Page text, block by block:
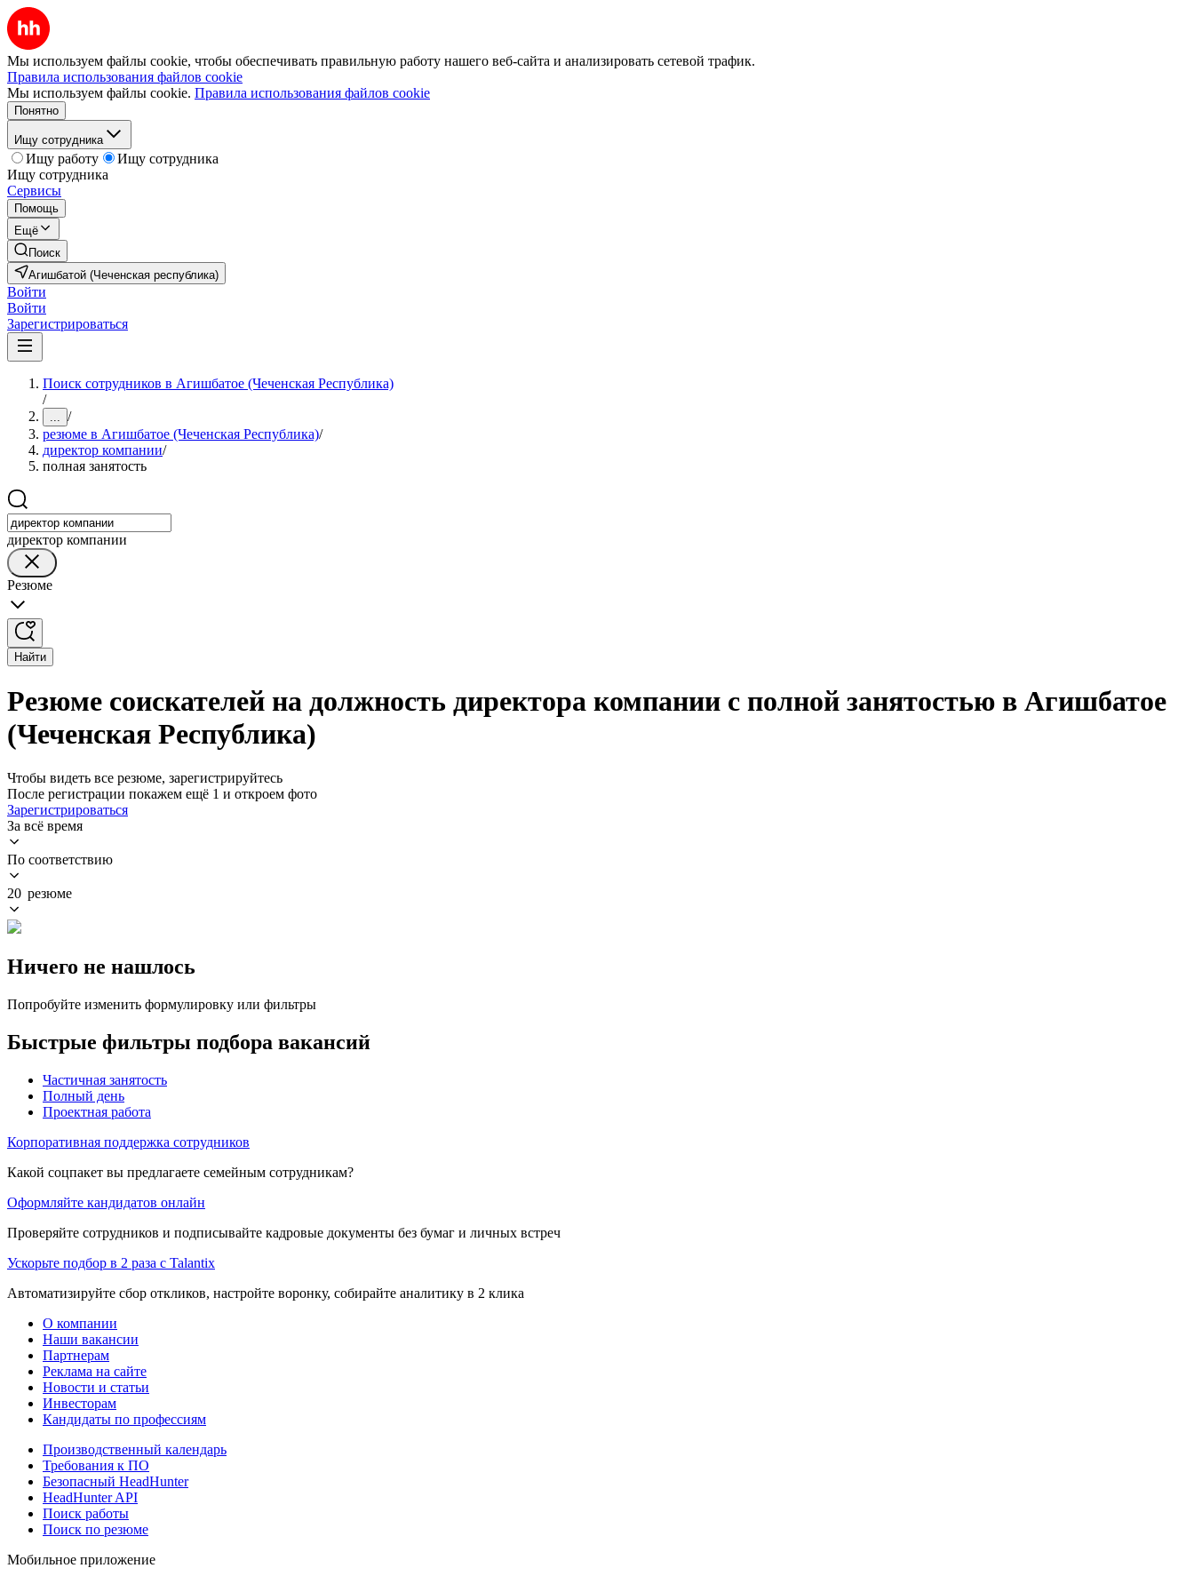
Мы используем файлы cookie, чтобы обеспечивать правильную работу нашего веб-сайта и анализировать сетевой трафик.
Правила использования файлов cookie
Мы используем файлы cookie. Правила использования файлов cookie
Понятно
Ищу сотрудника
Ищу работу
Ищу сотрудника
Ищу сотрудника
Сервисы
Помощь
Ещё
Поиск
Агишбатой (Чеченская республика)
Войти
Войти
Зарегистрироваться
Поиск сотрудников в Агишбатое (Чеченская Республика)
/
... /
резюме в Агишбатое (Чеченская Республика)/
директор компании/
полная занятость
директор компании
Резюме
Найти
Резюме соискателей на должность директора компании с полной занятостью в Агишбатое
(Чеченская Республика)
Чтобы видеть все резюме, зарегистрируйтесь
После регистрации покажем ещё 1 и откроем фото
Зарегистрироваться
За всё время
По соответствию
20 резюме
Ничего не нашлось
Попробуйте изменить формулировку или фильтры
Быстрые фильтры подбора вакансий
Частичная занятость
Полный день
Проектная работа
Корпоративная поддержка сотрудников
Какой соцпакет вы предлагаете семейным сотрудникам?
Оформляйте кандидатов онлайн
Проверяйте сотрудников и подписывайте кадровые документы без бумаг и личных встреч
Ускорьте подбор в 2 раза с Talantix
Автоматизируйте сбор откликов, настройте воронку, собирайте аналитику в 2 клика
О компании
Наши вакансии
Партнерам
Реклама на сайте
Новости и статьи
Инвесторам
Кандидаты по профессиям
Производственный календарь
Требования к ПО
Безопасный HeadHunter
HeadHunter API
Поиск работы
Поиск по резюме
Мобильное приложение